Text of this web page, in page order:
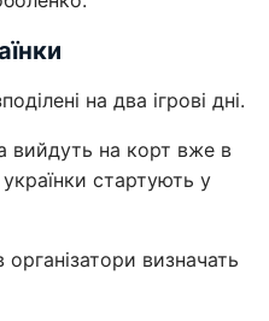
на два ігрові дні.
вийдуть на корт вже в
стартують у
визначать